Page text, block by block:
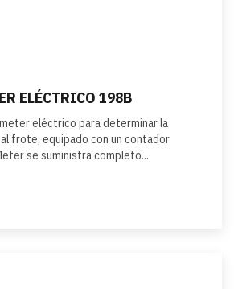
ELÉCTRICO 198B
eléctrico para determinar la
frote, equipado con un contador
se suministra completo...